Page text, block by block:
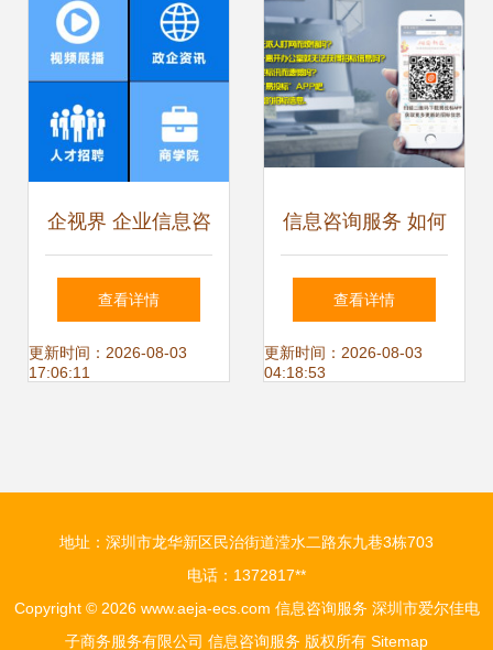
企视界 企业信息咨
询服务的福音还是
挑战？
查看详情
更新时间：2026-08-03
17:06:11
信息咨询服务 如何
把握热卖促销中的
专业价值
查看详情
更新时间：2026-08-03
04:18:53
地址：深圳市龙华新区民治街道滢水二路东九巷3栋703
电话：1372817**
Copyright © 2026 www.aeja-ecs.com 信息咨询服务 深圳市爱尔佳电
子商务服务有限公司 信息咨询服务 版权所有 Sitemap